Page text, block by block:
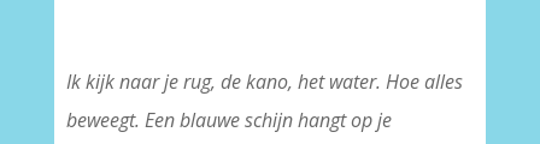
Ik kijk naar je rug, de kano, het water. Hoe alles
beweegt. Een blauwe schijn hangt op je